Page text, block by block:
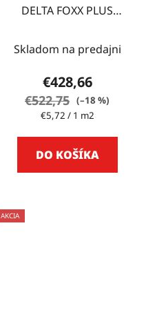
DELTA FOXX PLUS
Skladom na predajni
€428,66
€522,75 (–18 %)
Jednotková
€5,72 / 1 m2
DO KOŠÍKA
AKCIA